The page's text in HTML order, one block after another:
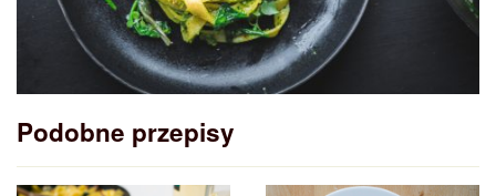
Podobne przepisy